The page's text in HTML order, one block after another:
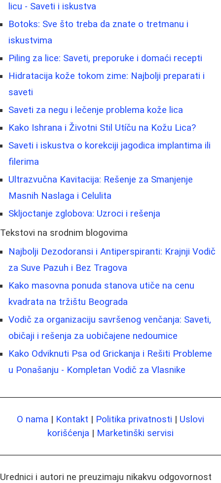
licu - Saveti i iskustva
Botoks: Sve što treba da znate o tretmanu i
iskustvima
Piling za lice: Saveti, preporuke i domaći recepti
Hidratacija kože tokom zime: Najbolji preparati i
saveti
Saveti za negu i lečenje problema kože lica
Kako Ishrana i Životni Stil Utíču na Kožu Lica?
Saveti i iskustva o korekciji jagodica implantima ili
filerima
Ultrazvučna Kavitacija: Rešenje za Smanjenje
Masnih Naslaga i Celulita
Skljoctanje zglobova: Uzroci i rešenja
Tekstovi na srodnim blogovima
Najbolji Dezodoransi i Antiperspiranti: Krajnji Vodič
za Suve Pazuh i Bez Tragova
Kako masovna ponuda stanova utiče na cenu
kvadrata na tržištu Beograda
Vodič za organizaciju savršenog venčanja: Saveti,
običaji i rešenja za uobičajene nedoumice
Kako Odviknuti Psa od Grickanja i Rešiti Probleme
u Ponašanju - Kompletan Vodič za Vlasnike
O nama | Kontakt | Politika privatnosti | Uslovi
korišćenja | Marketinški servisi
Urednici i autori ne preuzimaju nikakvu odgovornost